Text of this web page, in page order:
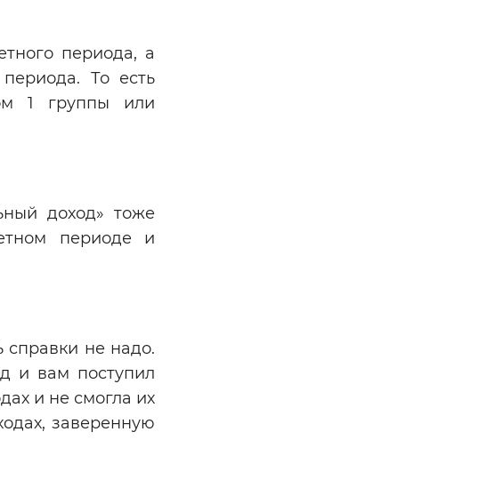
периода, а
То есть
1 группы или
доход» тоже
периоде и
не надо.
и вам поступил
и не смогла их
заверенную